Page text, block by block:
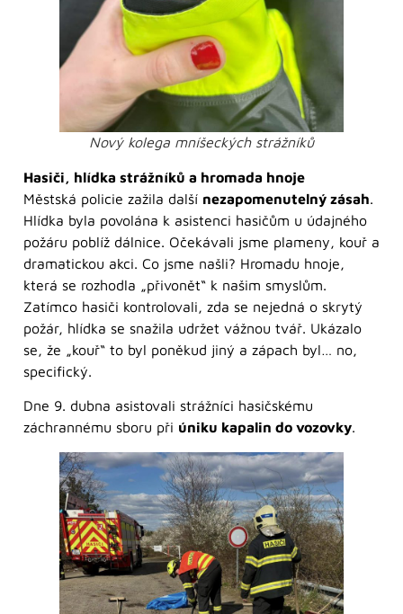
Nový kolega mníšeckých strážníků
Hasiči, hlídka strážníků a hromada hnoje
Městská policie zažila další nezapomenutelný zásah.
Hlídka byla povolána k asistenci hasičům u údajného
požáru poblíž dálnice. Očekávali jsme plameny, kouř a
dramatickou akci. Co jsme našli? Hromadu hnoje,
která se rozhodla „přivonět“ k našim smyslům.
Zatímco hasiči kontrolovali, zda se nejedná o skrytý
požár, hlídka se snažila udržet vážnou tvář. Ukázalo
se, že „kouř“ to byl poněkud jiný a zápach byl… no,
specifický.
Dne 9. dubna asistovali strážníci hasičskému
záchrannému sboru při úniku kapalin do vozovky.